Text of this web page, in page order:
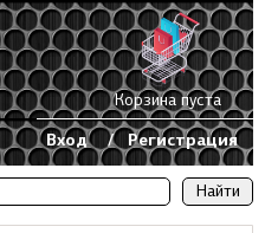
Вход / Регистрация
Корзина пуста